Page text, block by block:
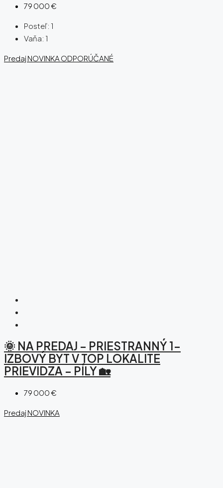
79 000 €
Posteľ: 1
Vaňa: 1
Predaj NOVINKA ODPORÚČANÉ
🌞 NA PREDAJ – PRIESTRANNÝ 1-
IZBOVÝ BYT V TOP LOKALITE
PRIEVIDZA – PÍLY 🏡
79 000 €
Predaj NOVINKA